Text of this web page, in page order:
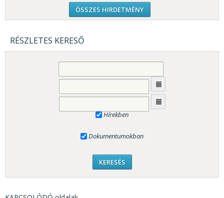
ÖSSZES HIRDETMÉNY
RÉSZLETES KERESŐ
Hírekben
Dokumentumokban